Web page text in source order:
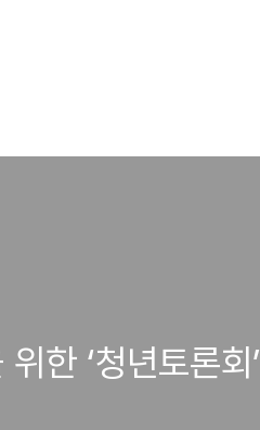
한 ‘청년토론회’